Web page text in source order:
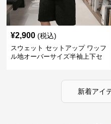
¥2,900 (税込)
スウェット セットアップ ワッフ
ル地オーバーサイズ半袖上下セ
新着アイ